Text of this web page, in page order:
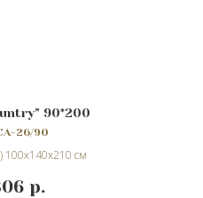
90*200
26/90
100х140х210 см
р.